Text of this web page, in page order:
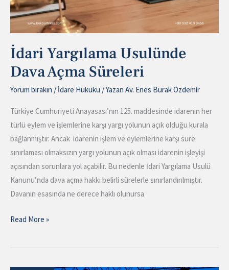
İdari Yargılama Usulünde
Dava Açma Süreleri
Yorum bırakın / İdare Hukuku / Yazan Av. Enes Burak Özdemir
Türkiye Cumhuriyeti Anayasası’nın 125. maddesinde idarenin her
türlü eylem ve işlemlerine karşı yargı yolunun açık olduğu kurala
bağlanmıştır. Ancak idarenin işlem ve eylemlerine karşı süre
sınırlaması olmaksızın yargı yolunun açık olması idarenin işleyişi
açısından sorunlara yol açabilir. Bu nedenle İdari Yargılama Usulü
Kanunu’nda dava açma hakkı belirli sürelerle sınırlandırılmıştır.
Davanın esasında ne derece haklı olunursa
Read More »